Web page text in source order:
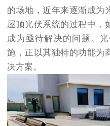
的场地，近年来逐渐成为
屋顶光伏系统的过程中，
成为亟待解决的问题。
施，正以其独特的功能为
决方案。